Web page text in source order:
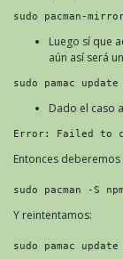
sudo pacman-
Luego sí que
aún así será
sudo pamac
Dado el caso
Error: Failed to
Entonces
sudo pacman -S
Y reintentamos:
sudo pamac